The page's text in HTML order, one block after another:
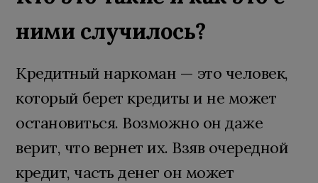
ними случилось?
Кредитный наркоман — это человек,
который берет кредиты и не может
остановиться. Возможно он даже
верит, что вернет их. Взяв очередной
кредит, часть денег он может